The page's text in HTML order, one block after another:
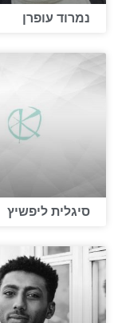
נמרוד עופרן
סיגלית ליפשיץ